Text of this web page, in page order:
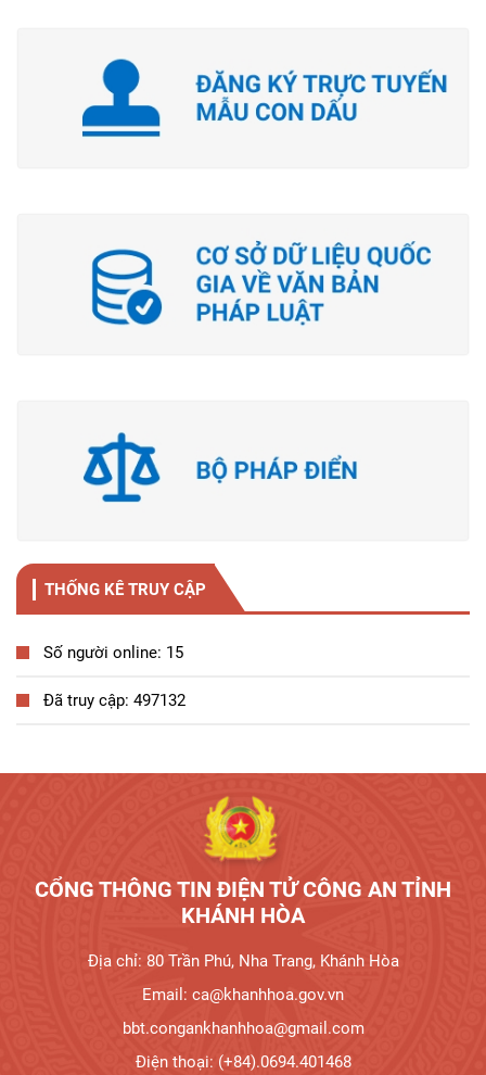
THỐNG KÊ TRUY CẬP
Số người online: 15
Đã truy cập: 497132
CỔNG THÔNG TIN ĐIỆN TỬ CÔNG AN TỈNH
KHÁNH HÒA
Địa chỉ: 80 Trần Phú, Nha Trang, Khánh Hòa
Email: ca@khanhhoa.gov.vn
bbt.congankhanhhoa@gmail.com
Điện thoại: (+84).0694.401468